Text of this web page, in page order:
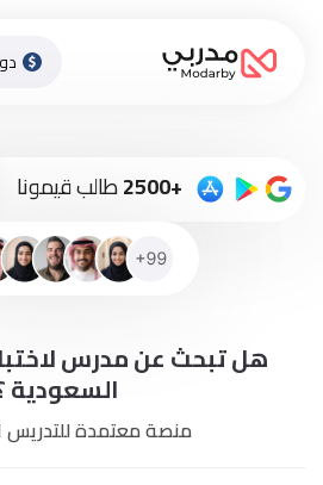
الاّن +2500 طالب قيمونا
هل تبحث عن مدرس
السعودية
منصة معتمدة